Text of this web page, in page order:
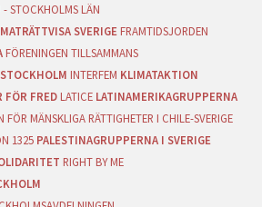
- STOCKHOLMS LÄN
SVERIGE FRAMTIDSJORDEN
FÖRENINGEN TILLSAMMANS
INTERFEM KLIMATAKTION
FÖR FRED LATICE LATINAMERIKAGRUPPERNA
MÄNSKLIGA RÄTTIGHETER I CHILE-SVERIGE
1325 PALESTINAGRUPPERNA I SVERIGE
RIGHT BY ME